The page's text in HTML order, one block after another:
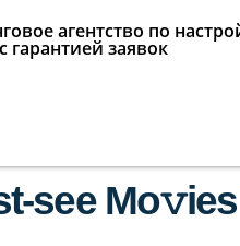
агентство по
гарантией заявок
see